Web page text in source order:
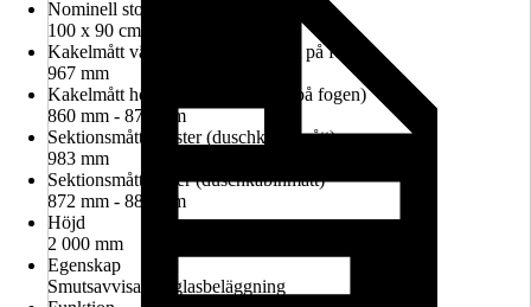
Nominell storlek i cm
100 x 90 cm
Kakelmått vänster (glasrutans mitt på fogen)
967 mm
Kakelmått höger (glasrutans mitt på fogen)
860 mm - 874 mm
Sektionsmått vänster (duschkabinmått)
983 mm
Sektionsmått höger (duschkabinmått)
872 mm - 886 mm
Höjd
2 000 mm
Egenskap
Smutsavvisande glasbeläggning